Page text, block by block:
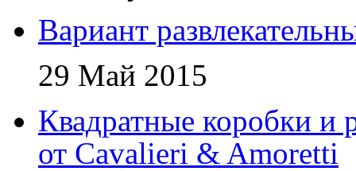
Вариант
29 Май 2015
Квадратные коробки и
от Cavalieri & Amoretti